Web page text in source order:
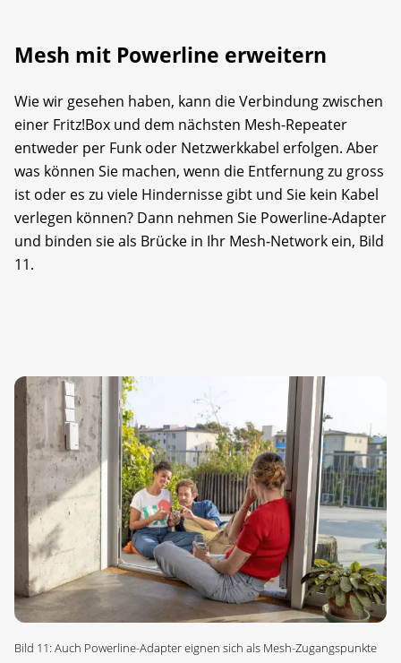
Mesh mit Powerline erweitern
Wie wir gesehen haben, kann die Verbindung zwischen
einer Fritz!Box und dem nächsten Mesh-Repeater
entweder per Funk oder Netzwerkkabel erfolgen. Aber
was können Sie machen, wenn die Entfernung zu gross
ist oder es zu viele Hindernisse gibt und Sie kein Kabel
verlegen können? Dann nehmen Sie Powerline-Adapter
und binden sie als Brücke in Ihr Mesh-Network ein, Bild
11.
Bild 11: Auch Powerline-Adapter eignen sich als Mesh-Zugangspunkte